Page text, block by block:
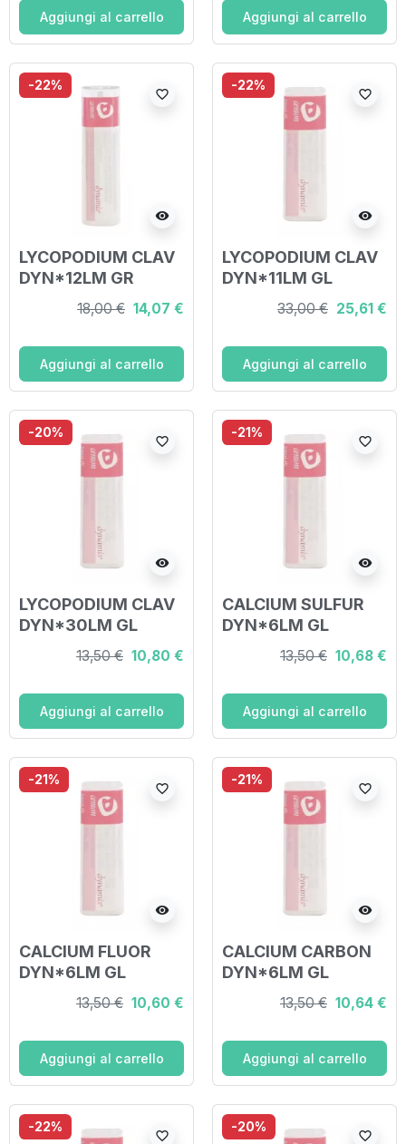
Aggiungi al carrello Aggiungi al carrello
-22%
visibility
favorite_border
LYCOPODIUM CLAV
DYN*12LM GR
18,00 € 14,07 €
Aggiungi al carrello
-22%
visibility
favorite_border
LYCOPODIUM CLAV
DYN*11LM GL
33,00 € 25,61 €
Aggiungi al carrello
-20%
visibility
favorite_border
LYCOPODIUM CLAV
DYN*30LM GL
13,50 € 10,80 €
Aggiungi al carrello
-21%
visibility
favorite_border
CALCIUM SULFUR
DYN*6LM GL
13,50 € 10,68 €
Aggiungi al carrello
-21%
visibility
favorite_border
CALCIUM FLUOR
DYN*6LM GL
13,50 € 10,60 €
Aggiungi al carrello
-21%
visibility
favorite_border
CALCIUM CARBON
DYN*6LM GL
13,50 € 10,64 €
Aggiungi al carrello
-22%
favorite_border
-20%
favorite_border